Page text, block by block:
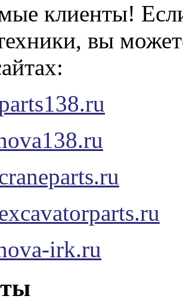
клиенты!
вы
irk.ru